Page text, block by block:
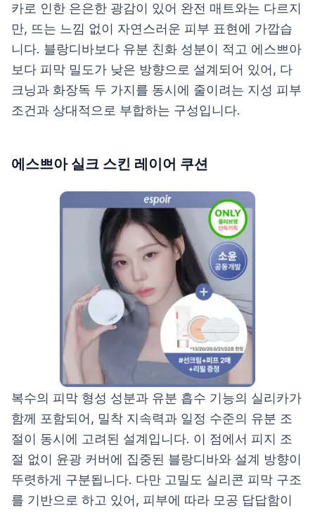
카로 인한 은은한 광감이 있어 완전 매트와는 다르지
만, 뜨는 느낌 없이 자연스러운 피부 표현에 가깝습
니다. 블랑디바보다 유분 친화 성분이 적고 에스쁘아
보다 피막 밀도가 낮은 방향으로 설계되어 있어, 다
크닝과 화장독 두 가지를 동시에 줄이려는 지성 피부
조건과 상대적으로 부합하는 구성입니다.
에스쁘아 실크 스킨 레이어 쿠션
복수의 피막 형성 성분과 유분 흡수 기능의 실리카가
함께 포함되어, 밀착 지속력과 일정 수준의 유분 조
절이 동시에 고려된 설계입니다. 이 점에서 피지 조
절 없이 윤광 커버에 집중된 블랑디바와 설계 방향이
뚜렷하게 구분됩니다. 다만 고밀도 실리콘 피막 구조
를 기반으로 하고 있어, 피부에 따라 모공 답답함이